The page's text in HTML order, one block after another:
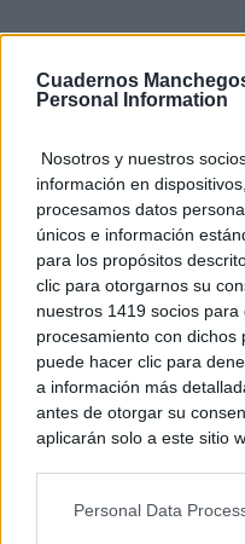
Cuadernos
Personal Information
Nosotros y nuestros
información en
procesamos datos
únicos e información
para los propósitos
clic para otorgarnos su
nuestros 1419 socios
procesamiento con dichos
puede hacer clic para
a información más
antes de otorgar su
aplicarán solo a este sitio
rechazar tal
Personal Data
TE
Corepunk MMORPG
Un verdadero